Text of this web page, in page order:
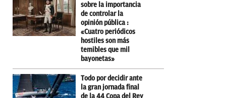
sobre la importancia
de controlar la
opinión pública :
«Cuatro periódicos
hostiles son más
temibles que mil
bayonetas»
Todo por decidir ante
la gran jornada final
de la 44 Copa del Rey